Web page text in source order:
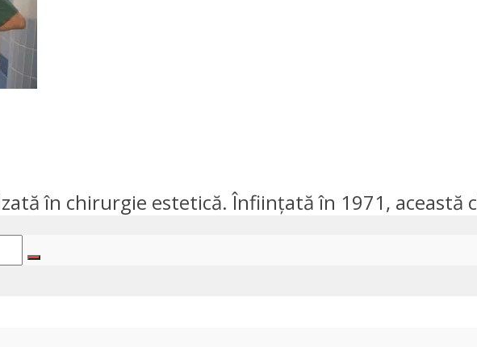
în chirurgie estetică. Înființată în 1971,